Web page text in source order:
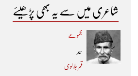
شاعری میں سے یہ بھی پڑھیئے
مجموعے
حمد
قمر جلالوی